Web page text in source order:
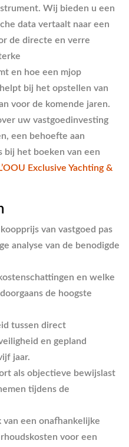
Wij bieden u een
data vertaalt naar een
de directe en verre
en hoe een mjop
bij het opstellen van
voor de komende jaren.
uw vastgoedinvesting
een behoefte aan
bij het boeken van een
Exclusive Yachting &
van vastgoed pas
analyse van de benodigde
en welke
de hoogste
tussen direct
en gepland
jaar.
als objectieve bewijslast
tijdens de
een onafhankelijke
voor een